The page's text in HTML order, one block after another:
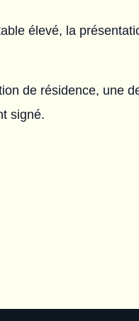
élevé, la
de résidence, une
signé.